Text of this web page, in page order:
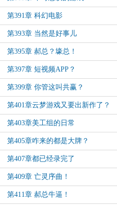
第391章 科幻电影
第393章 当然是好事儿
第395章 郝总？壕总！
第397章 短视频APP？
第399章 你管这叫共赢？
第401章云梦游戏又要出新作了？
第403章美工组的日常
第405章咋来的都是大牌？
第407章都已经录完了
第409章 亡灵序曲！
第411章 郝总牛逼！